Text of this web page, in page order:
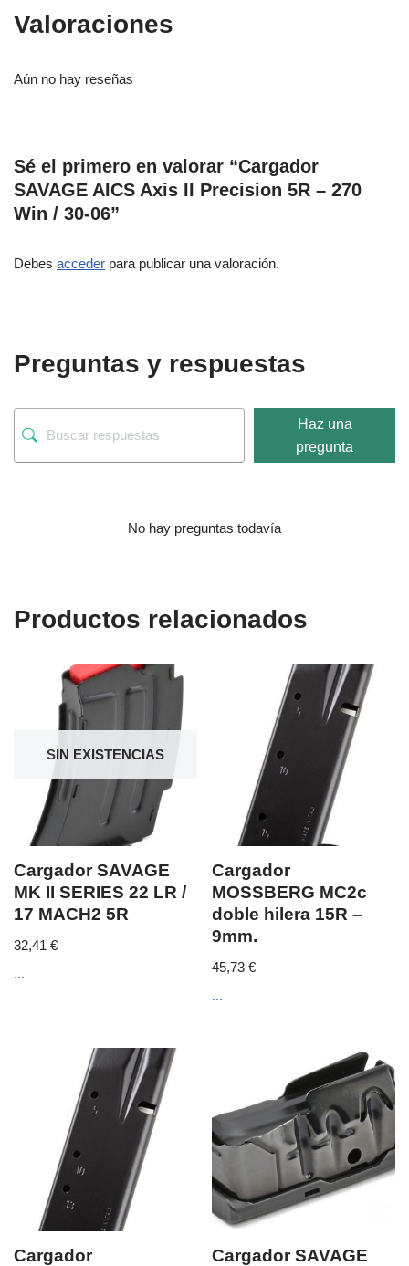
Valoraciones
Aún no hay reseñas
Sé el primero en valorar “Cargador
SAVAGE AICS Axis II Precision 5R – 270
Win / 30-06”
Debes acceder para publicar una valoración.
Preguntas y respuestas
Haz una
pregunta
No hay preguntas todavía
Productos relacionados
SIN EXISTENCIAS
Cargador SAVAGE
MK II SERIES 22 LR /
17 MACH2 5R
32,41 €
...
Cargador
MOSSBERG MC2c
doble hilera 15R –
9mm.
45,73€
...
Cargador
Cargador SAVAGE